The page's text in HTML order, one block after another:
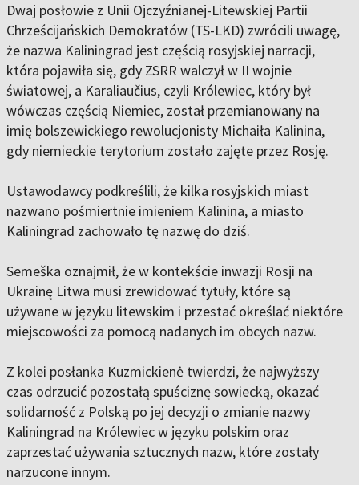
Dwaj posłowie z Unii Ojczyźnianej-Litewskiej Partii
Chrześcijańskich Demokratów (TS-LKD) zwrócili uwagę,
że nazwa Kaliningrad jest częścią rosyjskiej narracji,
która pojawiła się, gdy ZSRR walczył w II wojnie
światowej, a Karaliaučius, czyli Królewiec, który był
wówczas częścią Niemiec, został przemianowany na
imię bolszewickiego rewolucjonisty Michaiła Kalinina,
gdy niemieckie terytorium zostało zajęte przez Rosję.
Ustawodawcy podkreślili, że kilka rosyjskich miast
nazwano pośmiertnie imieniem Kalinina, a miasto
Kaliningrad zachowało tę nazwę do dziś.
Semeška oznajmił, że w kontekście inwazji Rosji na
Ukrainę Litwa musi zrewidować tytuły, które są
używane w języku litewskim i przestać określać niektóre
miejscowości za pomocą nadanych im obcych nazw.
Z kolei posłanka Kuzmickienė twierdzi, że najwyższy
czas odrzucić pozostałą spuściznę sowiecką, okazać
solidarność z Polską po jej decyzji o zmianie nazwy
Kaliningrad na Królewiec w języku polskim oraz
zaprzestać używania sztucznych nazw, które zostały
narzucone innym.